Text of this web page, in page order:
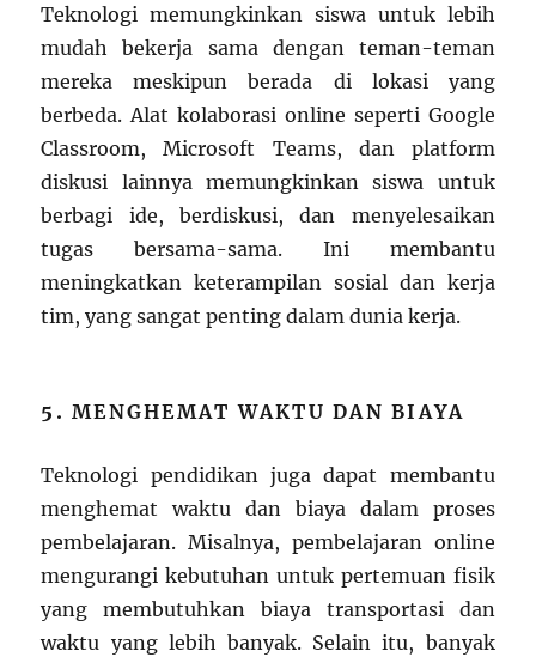
Teknologi memungkinkan siswa untuk lebih
mudah bekerja sama dengan teman-teman
mereka meskipun berada di lokasi yang
berbeda. Alat kolaborasi online seperti Google
Classroom, Microsoft Teams, dan platform
diskusi lainnya memungkinkan siswa untuk
berbagi ide, berdiskusi, dan menyelesaikan
tugas bersama-sama. Ini membantu
meningkatkan keterampilan sosial dan kerja
tim, yang sangat penting dalam dunia kerja.
5.MENGHEMAT WAKTU DAN BIAYA
Teknologi pendidikan juga dapat membantu
menghemat waktu dan biaya dalam proses
pembelajaran. Misalnya, pembelajaran online
mengurangi kebutuhan untuk pertemuan fisik
yang membutuhkan biaya transportasi dan
waktu yang lebih banyak. Selain itu, banyak